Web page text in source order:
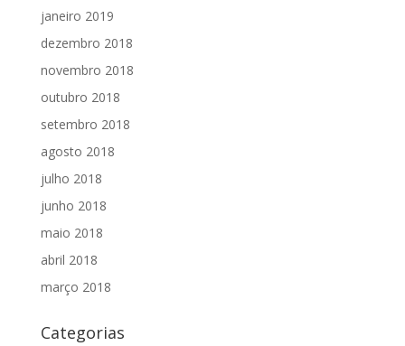
janeiro 2019
dezembro 2018
novembro 2018
outubro 2018
setembro 2018
agosto 2018
julho 2018
junho 2018
maio 2018
abril 2018
março 2018
Categorias